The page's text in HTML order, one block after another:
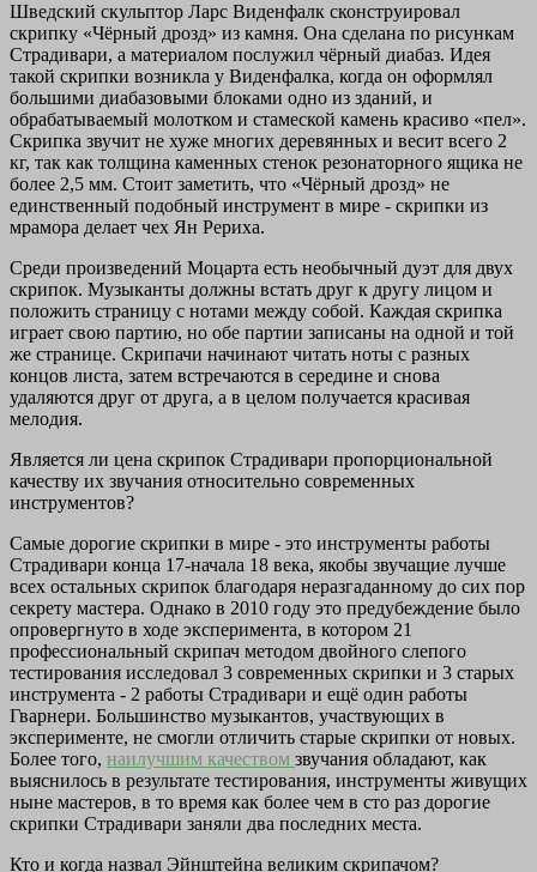
Шведский скульптор Ларс Виденфалк сконструировал
скрипку «Чёрный дрозд» из камня. Она сделана по рисункам
Страдивари, а материалом послужил чёрный диабаз. Идея
такой скрипки возникла у Виденфалка, когда он оформлял
большими диабазовыми блоками одно из зданий, и
обрабатываемый молотком и стамеской камень красиво «пел».
Скрипка звучит не хуже многих деревянных и весит всего 2
кг, так как толщина каменных стенок резонаторного ящика не
более 2,5 мм. Стоит заметить, что «Чёрный дрозд» не
единственный подобный инструмент в мире - скрипки из
мрамора делает чех Ян Рериха.
Среди произведений Моцарта есть необычный дуэт для двух
скрипок. Музыканты должны встать друг к другу лицом и
положить страницу с нотами между собой. Каждая скрипка
играет свою партию, но обе партии записаны на одной и той
же странице. Скрипачи начинают читать ноты с разных
концов листа, затем встречаются в середине и снова
удаляются друг от друга, а в целом получается красивая
мелодия.
Является ли цена скрипок Страдивари пропорциональной
качеству их звучания относительно современных
инструментов?
Самые дорогие скрипки в мире - это инструменты работы
Страдивари конца 17-начала 18 века, якобы звучащие лучше
всех остальных скрипок благодаря неразгаданному до сих пор
секрету мастера. Однако в 2010 году это предубеждение было
опровергнуто в ходе эксперимента, в котором 21
профессиональный скрипач методом двойного слепого
тестирования исследовал 3 современных скрипки и 3 старых
инструмента - 2 работы Страдивари и ещё один работы
Гварнери. Большинство музыкантов, участвующих в
эксперименте, не смогли отличить старые скрипки от новых.
Более того, наилучшим качеством звучания обладают, как
выяснилось в результате тестирования, инструменты живущих
ныне мастеров, в то время как более чем в сто раз дорогие
скрипки Страдивари заняли два последних места.
Кто и когда назвал Эйнштейна великим скрипачом?